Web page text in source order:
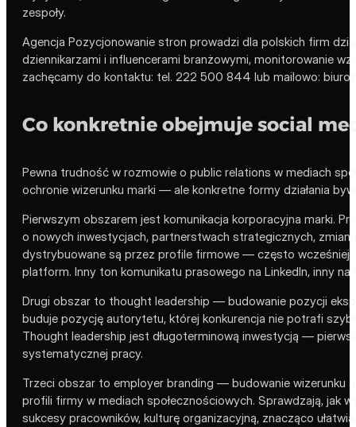
zespoły.
Agencja Pozycjonowanie stron prowadzi dla polskich firm
dziennikarzami i influencerami branżowymi, monitorowanie
zachęcamy do kontaktu: tel. 222 500 844 lub mailowo:
Co konkretnie obejmuje social
Pewna trudność w rozmowie o public relations w mediach
ochronie wizerunku marki — ale konkretne formy działania
Pierwszym obszarem jest komunikacja korporacyjna marki.
o nowych inwestycjach, partnerstwach strategicznych,
dystrybuowane są przez profile firmowe — często wcześniej
platform. Inny ton komunikatu prasowego na LinkedIn, inny na
Drugi obszar to thought leadership — budowanie pozycji
buduje pozycję autorytetu, której konkurencja nie potrafi
Thought leadership jest długoterminową inwestycją —
systematycznej pracy.
Trzeci obszar to employer branding — budowanie wizerunku
profili firmy w mediach społecznościowych. Sprawdzają, jak
sukcesy pracowników, kulturę organizacyjną, znacząco